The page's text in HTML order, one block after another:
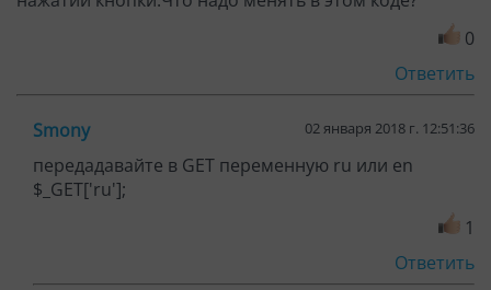
0
Ответить
Smony 02 января 2018 г. 12:51:36
передадавайте в GET переменную ru или en
$_GET['ru'];
1
Ответить